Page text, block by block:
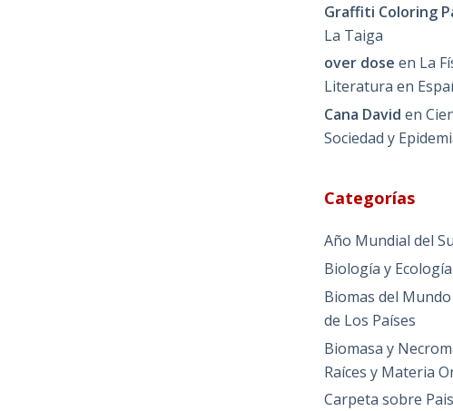
Graffiti Coloring
La Taiga
over dose en La
Literatura en
Cana David en
Sociedad y
Categorías
Año Mundial del
Biología y
Biomas del
de Los Países
Biomasa y
Raíces y Materia
Carpeta sobre